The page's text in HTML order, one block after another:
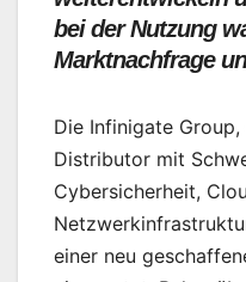
bei der Nutzung
Marktnachfrage
Die Infinigate
Distributor mit
Cybersicherheit,
einer neu